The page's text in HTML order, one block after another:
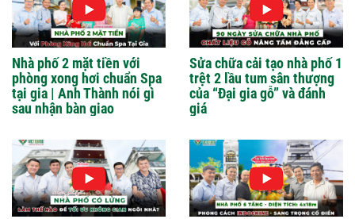
Nhà phố 2 mặt tiền với
phòng xong hơi chuẩn Spa
tại gia | Anh Thành nói gì
sau nhận bàn giao
Sửa chữa cải tạo nhà phố 1
trệt 2 lầu tum sân thượng
của “Đại gia gỗ” và đánh
giá